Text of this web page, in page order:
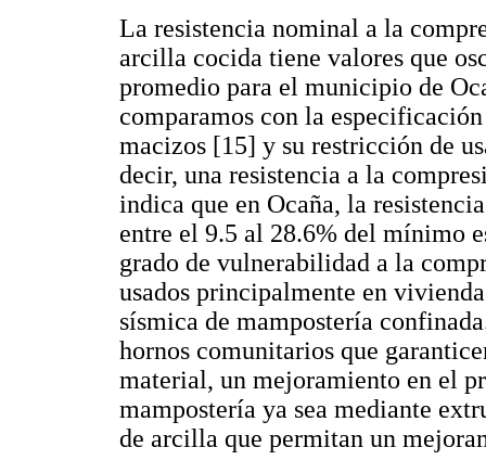
La resistencia nominal a la
arcilla cocida tiene valores que
promedio para el municipio de
comparamos con la
macizos [15] y su restricción de
decir, una resistencia a la
indica que en Ocaña, la
entre el 9.5 al 28.6% del mínimo
grado de vulnerabilidad a la
usados principalmente en
sísmica de mampostería
hornos comunitarios que
material, un mejoramiento en el
mampostería ya sea mediante
de arcilla que permitan un